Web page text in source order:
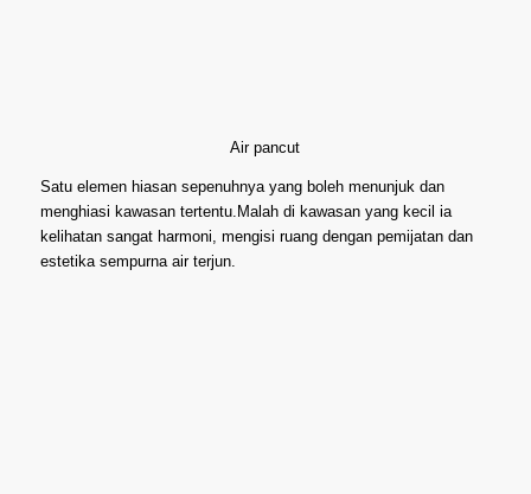
Air pancut
Satu elemen hiasan sepenuhnya yang boleh menunjuk dan
menghiasi kawasan tertentu.Malah di kawasan yang kecil ia
kelihatan sangat harmoni, mengisi ruang dengan pemijatan dan
estetika sempurna air terjun.